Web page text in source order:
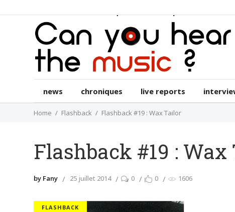
news chroniques live reports
Home Flashback Flashback #19 : Wax Tailor
Flashback #19 :
by Fany 25 juillet 2014 0 0 1606
FLASHBACK